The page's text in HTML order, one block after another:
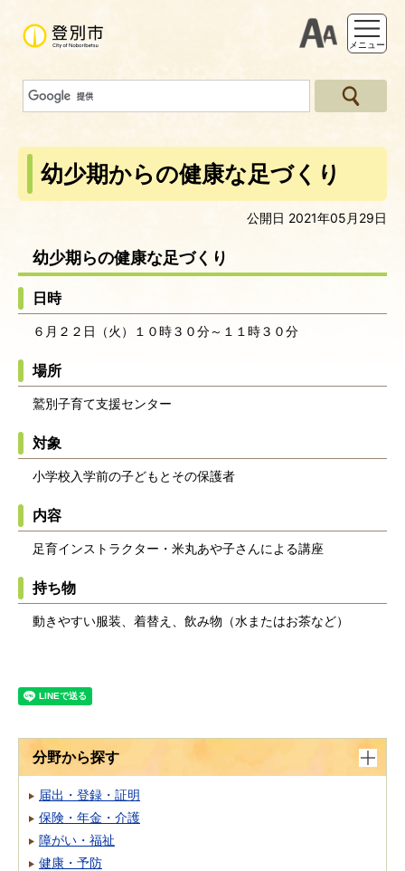
支援ツー
メニュー
幼少期からの健康な足づくり
公開日 2021年05月29日
幼少期らの健康な足づくり
日時
６月２２日（火）１０時３０分～１１時３０分
場所
鷲別子育て支援センター
対象
小学校入学前の子どもとその保護者
内容
足育インストラクター・米丸あや子さんによる講座
持ち物
動きやすい服装、着替え、飲み物（水またはお茶など）
分野から探す
届出・登録・証明
保険・年金・介護
障がい・福祉
健康・予防